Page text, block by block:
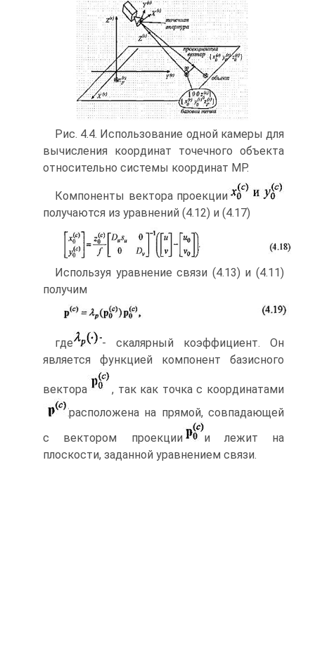
Рис. 4.4. Использование одной камеры для
вычисления координат точечного объекта
относительно системы координат MP.
Компоненты вектора проекции
получаются из уравнений (4.12) и (4.17)
Используя уравнение связи (4.13) и (4.11)
получим
где
- скалярный коэффициент. Он
является функцией компонент базисно­го
вектора
, так как точка с координатами
расположена на прямой, сов­падающей
с вектором проекции
и лежит на
плоскости, заданной уравнени­ем связи.